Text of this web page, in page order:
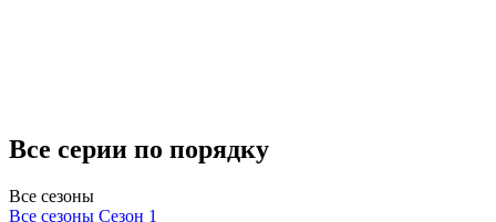
Все серии по порядку
Все сезоны
Все сезоны Сезон 1